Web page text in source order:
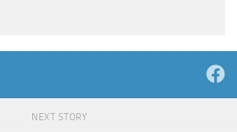
NEXT STORY